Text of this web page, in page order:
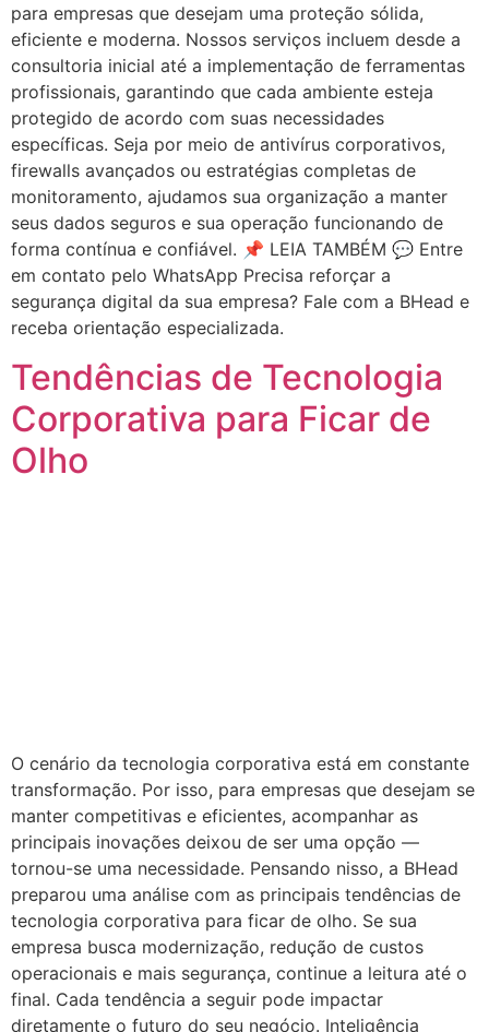
para empresas que desejam uma proteção sólida,
eficiente e moderna. Nossos serviços incluem desde a
consultoria inicial até a implementação de ferramentas
profissionais, garantindo que cada ambiente esteja
protegido de acordo com suas necessidades
específicas. Seja por meio de antivírus corporativos,
firewalls avançados ou estratégias completas de
monitoramento, ajudamos sua organização a manter
seus dados seguros e sua operação funcionando de
forma contínua e confiável. 📌 LEIA TAMBÉM 💬 Entre
em contato pelo WhatsApp Precisa reforçar a
segurança digital da sua empresa? Fale com a BHead e
receba orientação especializada.
Tendências de Tecnologia
Corporativa para Ficar de
Olho
O cenário da tecnologia corporativa está em constante
transformação. Por isso, para empresas que desejam se
manter competitivas e eficientes, acompanhar as
principais inovações deixou de ser uma opção —
tornou-se uma necessidade. Pensando nisso, a BHead
preparou uma análise com as principais tendências de
tecnologia corporativa para ficar de olho. Se sua
empresa busca modernização, redução de custos
operacionais e mais segurança, continue a leitura até o
final. Cada tendência a seguir pode impactar
diretamente o futuro do seu negócio. Inteligência